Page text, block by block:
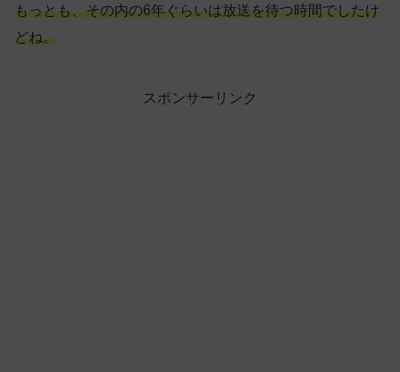
もっとも、その内の6年ぐらいは放送を待つ時間でしたけ
どね。
スポンサーリンク